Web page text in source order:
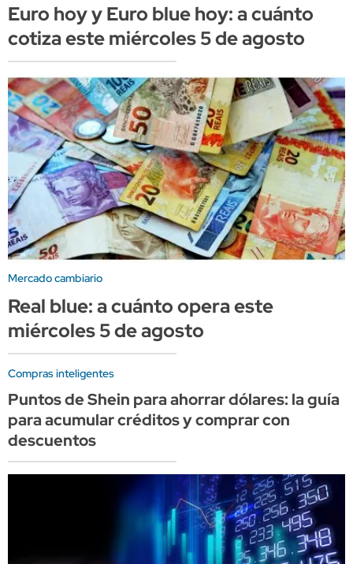
Euro hoy y Euro blue hoy: a cuánto
cotiza este miércoles 5 de agosto
Mercado cambiario
Real blue: a cuánto opera este
miércoles 5 de agosto
Compras inteligentes
Puntos de Shein para ahorrar dólares: la guía
para acumular créditos y comprar con
descuentos